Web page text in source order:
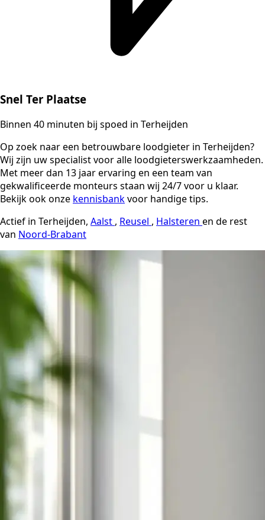
Snel Ter Plaatse
Binnen 40 minuten bij spoed in Terheijden
Op zoek naar een betrouwbare loodgieter in Terheijden?
Wij zijn uw specialist voor alle loodgieterswerkzaamheden.
Met meer dan 13 jaar ervaring en een team van
gekwalificeerde monteurs staan wij 24/7 voor u klaar.
Bekijk ook onze kennisbankvoor handige tips.
Actief in Terheijden, Aalst , Reusel , Halsteren en de rest
van Noord-Brabant